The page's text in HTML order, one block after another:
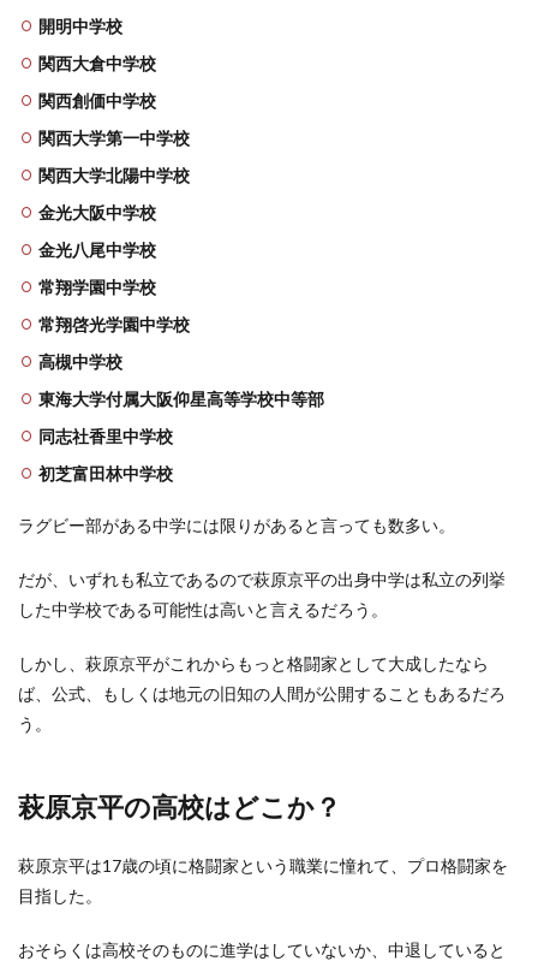
開明中学校
関西大倉中学校
関西創価中学校
関西大学第一中学校
関西大学北陽中学校
金光大阪中学校
金光八尾中学校
常翔学園中学校
常翔啓光学園中学校
高槻中学校
東海大学付属大阪仰星高等学校中等部
同志社香里中学校
初芝富田林中学校
ラグビー部がある中学には限りがあると言っても数多い。
だが、いずれも私立であるので萩原京平の出身中学は私立の列挙
した中学校である可能性は高いと言えるだろう。
しかし、萩原京平がこれからもっと格闘家として大成したなら
ば、公式、もしくは地元の旧知の人間が公開することもあるだろ
う。
萩原京平の高校はどこか？
萩原京平は17歳の頃に格闘家という職業に憧れて、プロ格闘家を
目指した。
おそらくは高校そのものに進学はしていないか、中退していると